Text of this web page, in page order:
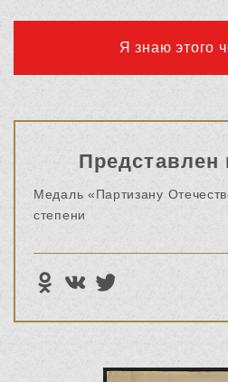
Я знаю этого
Представлен
Медаль «Партизану
степени